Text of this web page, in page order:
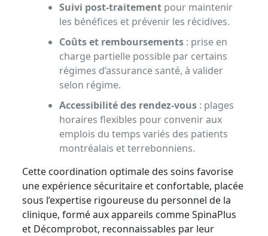
Suivi post-traitementpour maintenir
les bénéfices et prévenir les récidives.
Coûts et remboursements: prise en
charge partielle possible par certains
régimes d’assurance santé, à valider
selon régime.
Accessibilité des rendez-vous: plages
horaires flexibles pour convenir aux
emplois du temps variés des patients
montréalais et terrebonniens.
Cette coordination optimale des soins favorise
une expérience sécuritaire et confortable, placée
sous l’expertise rigoureuse du personnel de la
clinique, formé aux appareils comme SpinaPlus
et Décomprobot, reconnaissables par leur